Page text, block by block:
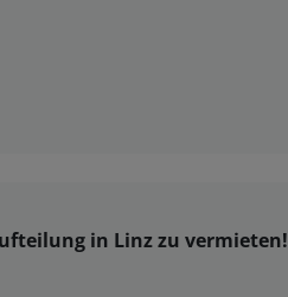
in Linz zu vermieten!